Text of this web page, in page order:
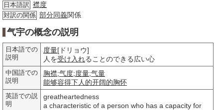
日本語訳 襟度
対訳の関係 部分同義関係
气宇の概念の説明
日本語での
説明
度量[ドリョウ]
人を受け入れることのできる広い心
中国語での
説明
胸襟;气度;度量;气量
能够容得下人的开阔的胸怀
英語での説
明
greatheartedness
a characteristic of a person who has a capacity for